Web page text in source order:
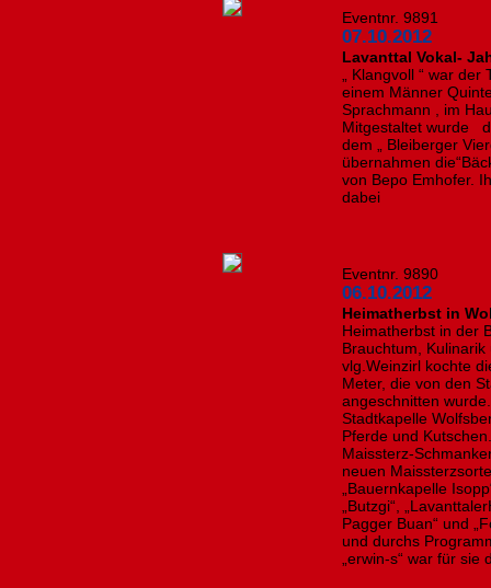
Eventnr. 9891
07.10.2012
Lavanttal Vokal-
„ Klangvoll “ war
einem Männer
Sprachmann , im
Mitgestaltet wurde
dem „ Bleiberger
übernahmen
von Bepo Emhofer.
dabei
Eventnr. 9890
06.10.2012
Heimatherbst in
Heimatherbst in der
Brauchtum,
vlg.Weinzirl kochte
Meter, die von den
angeschnitten
Stadtkapelle
Pferde und
Maissterz-
neuen
„Bauernkapelle
„Butzgi“,
Pagger Buan“ und
und durchs
„erwin-s“ war für sie